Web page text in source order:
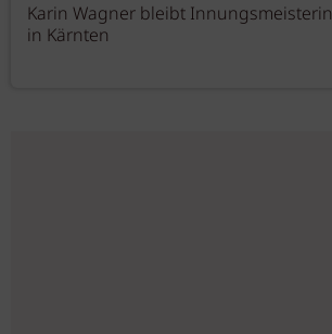
Karin Wagner bleibt Innungsmeisterin
in Kärnten